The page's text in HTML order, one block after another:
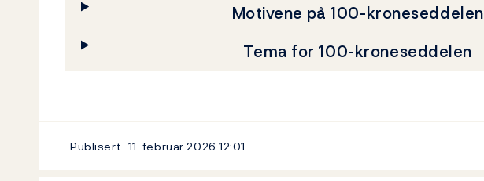
Motivene på 100-kroneseddelen
Tema for 100-kroneseddelen
Publisert 11. februar 202612:01